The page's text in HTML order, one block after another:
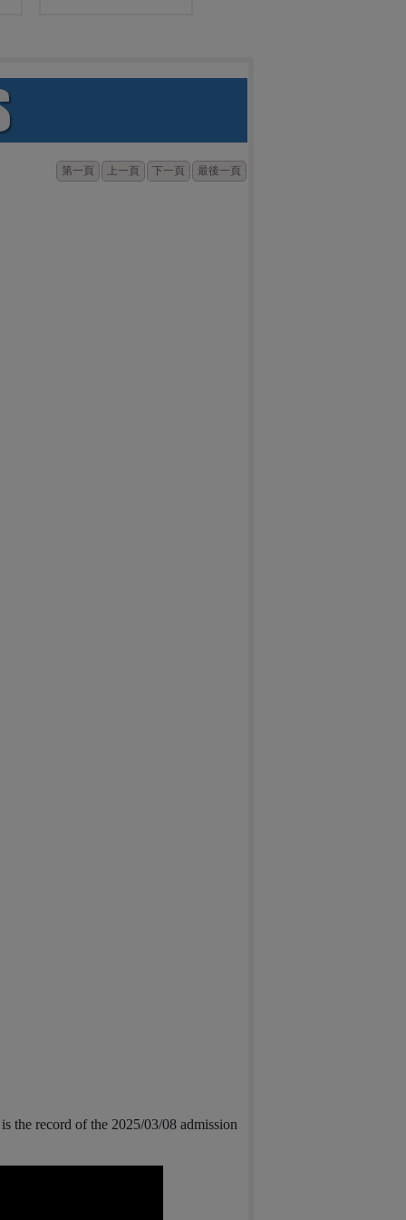
第一頁 上一頁 下一頁 最後一頁
the record of the 2025/03/08 admission